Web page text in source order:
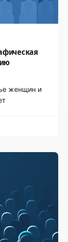
женщин и